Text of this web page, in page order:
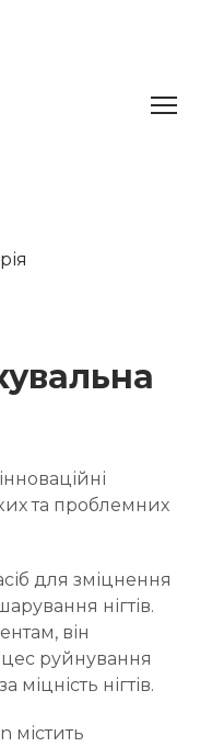
та проблемних
для зміцнення
нігтів.
він
руйнування
міцність нігтів.
містить